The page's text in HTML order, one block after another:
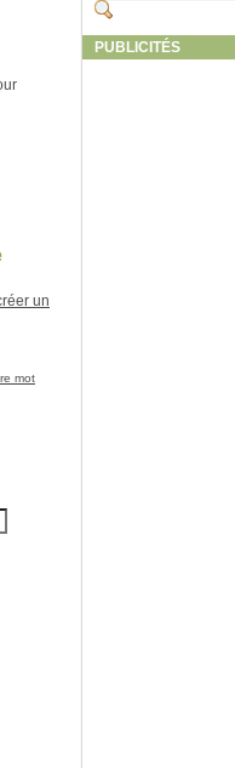
un
mot
PUBLICITÉS